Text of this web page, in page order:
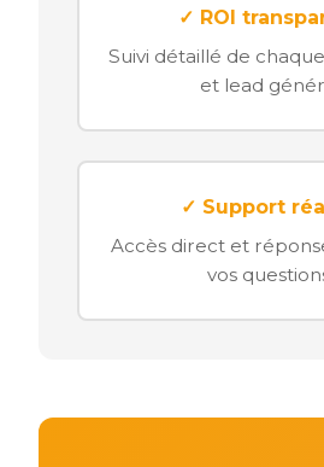
✓ ROI
Suivi détaillé de
et lead
✓ Support
Accès direct et
vos